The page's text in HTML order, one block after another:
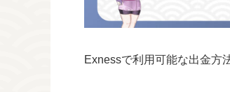
Exnessで利用可能な出金方